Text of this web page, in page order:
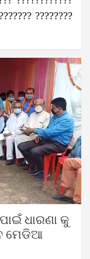
????????
ଧାରଣା କୁ
ମେଡିଆ